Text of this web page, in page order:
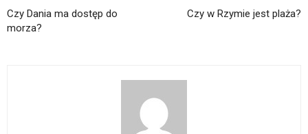
Czy Dania ma dostęp do
morza?
Czy w Rzymie jest plaża?